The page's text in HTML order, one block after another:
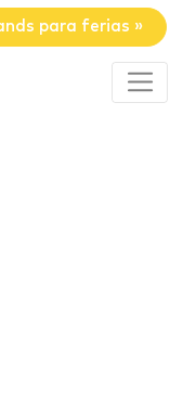
para ferias »